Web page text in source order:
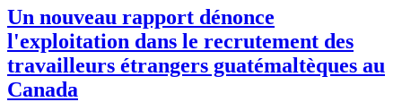
Un nouveau rapport dénonce
l'exploitation dans le recrutement des
travailleurs étrangers guatémaltèques au
Canada